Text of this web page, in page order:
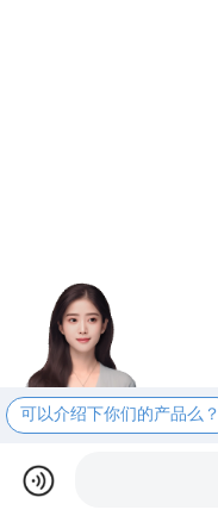
可以介绍下你们的产品么？